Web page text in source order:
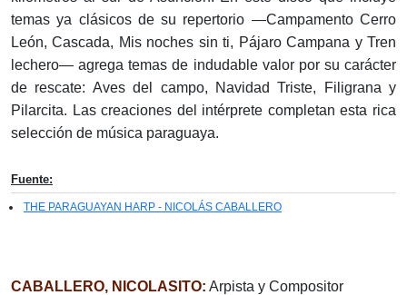
temas ya clásicos de su repertorio —Campamento Cerro
León, Cascada, Mis noches sin ti, Pájaro Campana y Tren
lechero— agrega temas de indudable valor por su carácter
de rescate: Aves del campo, Navidad Triste, Filigrana y
Pilarcita. Las creaciones del intérprete completan esta rica
selección de música paraguaya.
Fuente:
THE PARAGUAYAN HARP - NICOLÁS CABALLERO
CABALLERO, NICOLASITO: Arpista y Compositor